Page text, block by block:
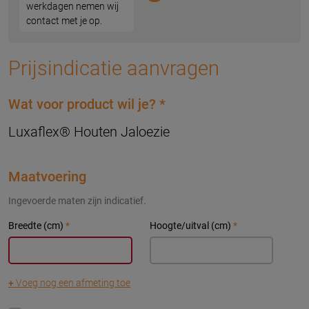
Prijsindicatie aanvragen
Wat voor product wil je? *
Luxaflex® Houten Jaloezie
Maatvoering
Ingevoerde maten zijn indicatief.
Breedte (cm) * Hoogte/uitval (cm) *
+Voeg nog een afmeting toe
werkdagen nemen wij
contact met je op.